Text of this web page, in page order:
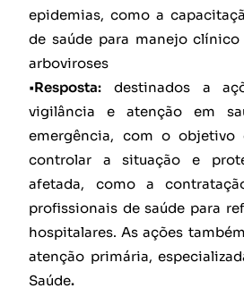
epidemias, como a
de saúde para manejo
arboviroses
•Resposta: destinados a
vigilância e atenção em
emergência, com o objetivo
controlar a situação e
afetada, como a
profissionais de saúde para
hospitalares. As ações
atenção primária,
Saúde.